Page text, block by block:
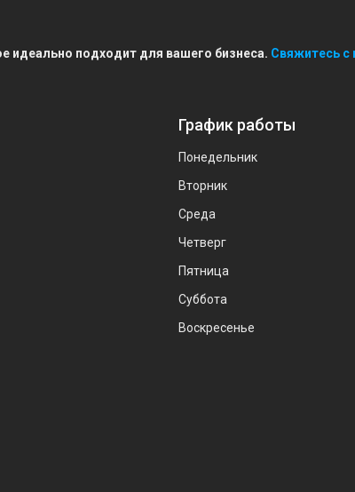
идеально подходит для вашего бизнеса. Свяжитесь с
График работы
Понедельник
Вторник
Среда
Четверг
Пятница
Суббота
Воскресенье